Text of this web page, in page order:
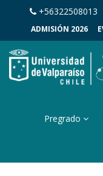
+56322508013
ADMISIÓN 2026
Pregrado